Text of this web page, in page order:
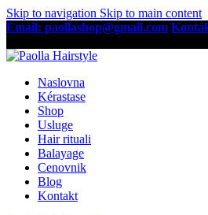
Skip to navigation Skip to main content
Email: paollashop@gmail.com
Naslovna
Kérastase
Shop
Usluge
Hair rituali
Balayage
Cenovnik
Blog
Kontakt